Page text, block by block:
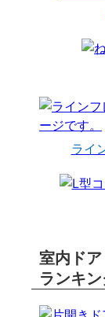
ライ
室内ド
ランキ